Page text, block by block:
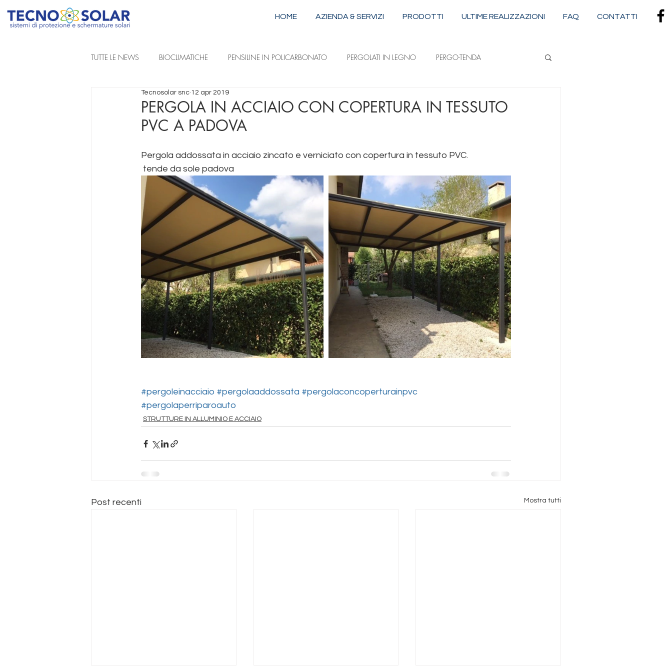
HOME AZIENDA & SERVIZI PRODOTTI ULTIME REALIZZAZIONI FAQ CONTATTI
TUTTE LE NEWS BIOCLIMATICHE PENSILINE IN POLICARBONATO PERGOLATI IN LEGNO PERGO-TENDA
REALIZZAZIONI A PROGETTO STRUTTURE IN ALLUMINIO E ACCIAIO
TENDE TECNICHE
PERGOLA IN ACCIAIO CON COPERTURA IN TESSUTO
PVC A PADOVA
Tecnosolar snc 12 apr 2019
Pergola addossata in acciaio zincato e verniciato con copertura in tessuto PVC.
tende da sole padova
#pergoleinacciaio #pergolaaddossata #pergolaconcoperturainpvc
#pergolaperriparoauto
STRUTTURE IN ALLUMINIO E ACCIAIO
Post recenti Mostra tutti